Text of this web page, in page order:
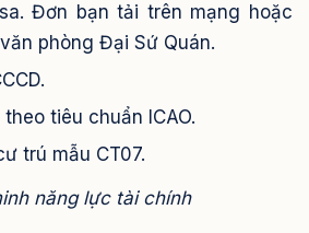
Đơn bạn tải trên mạng hoặc
phòng Đại Sứ Quán.
tiêu chuẩn ICAO.
trú mẫu CT07.
năng lực tài chính